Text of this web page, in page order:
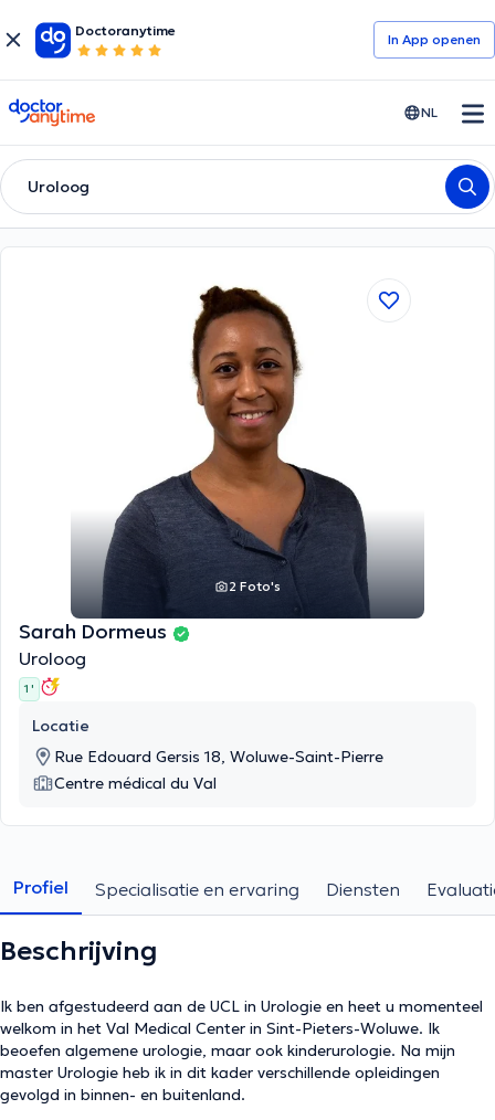
Doctoranytime
In App openen
doctoranytime NL
Uroloog
2 Foto's
Sarah Dormeus
Uroloog
1 '
Locatie
Rue Edouard Gersis 18, Woluwe-Saint-Pierre
Centre médical du Val
Profiel Specialisatie en ervaring Diensten
Beschrijving
Ik ben afgestudeerd aan de UCL in Urologie en heet u momenteel
welkom in het Val Medical Center in Sint-Pieters-Woluwe. Ik
beoefen algemene urologie, maar ook kinderurologie. Na mijn
master Urologie heb ik in dit kader verschillende opleidingen
gevolgd in binnen- en buitenland.